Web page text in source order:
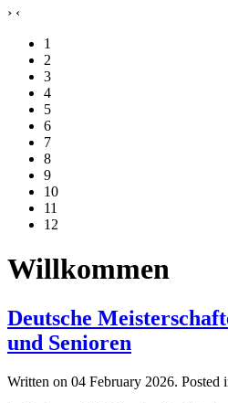
› ‹
1
2
3
4
5
6
7
8
9
10
11
12
Willkommen
Deutsche
und Senioren
Written on 04 February 2026. Posted